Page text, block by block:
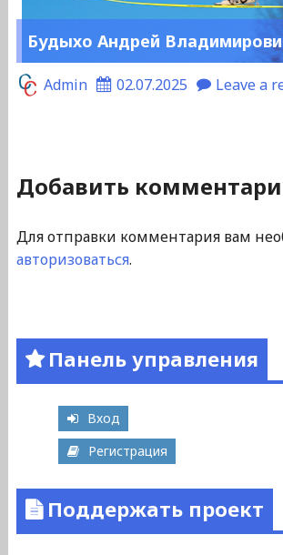
Будыхо Андрей
Admin 02.07.2025 Leave a
Добавить
Для отправки комментария вам
авторизоваться.
Панель управления
Вход
Регистрация
Поддержать проект